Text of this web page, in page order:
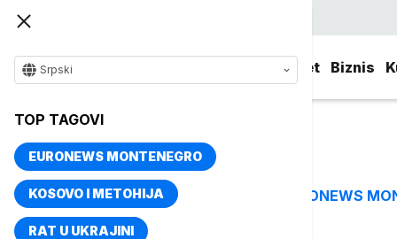
Svet Biznis
Srpski
TOP TAGOVI
EURONEWS MONTENEGRO
KOSOVO I METOHIJA
RAT U UKRAJINI
TOP TAGOVI EURONEWS